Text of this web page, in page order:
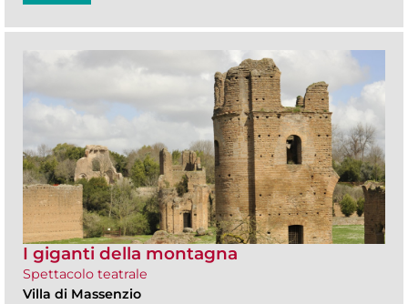
I giganti della montagna
Spettacolo teatrale
Villa di Massenzio